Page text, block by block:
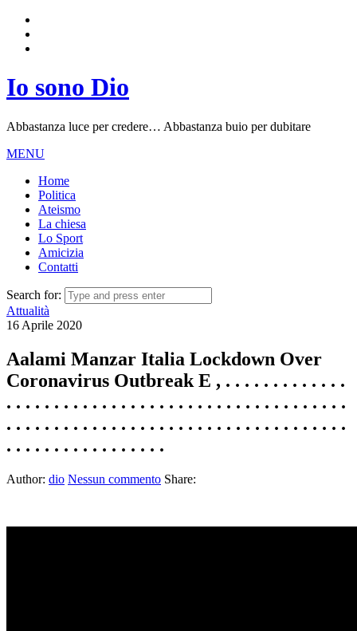
Io sono Dio
Abbastanza luce per credere… Abbastanza buio per dubitare
MENU
Home
Politica
Ateismo
La chiesa
Lo Sport
Amicizia
Contatti
Search for:
Attualità
16 Aprile 2020
Aalami Manzar Italia Lockdown Over
Coronavirus Outbreak E , . . . . . . . . . . . . .
. . . . . . . . . . . . . . . . . . . . . . . . . . . . . . . . . . . .
. . . . . . . . . . . . . . . . . . . . . . . . . . . . . . . . . . . .
. . . . . . . . . . . . . . . . .
Author: dio Nessun commento Share: